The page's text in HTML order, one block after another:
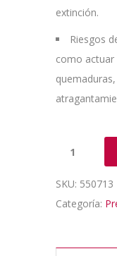
extinción.
Riesgos
como actuar
SKU: 550713
Categoría: